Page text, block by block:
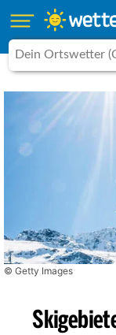
© Getty Images